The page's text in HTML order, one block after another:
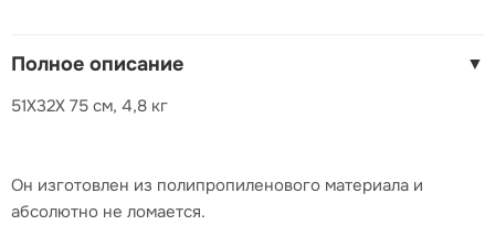
Полное описание ▼
51X32X 75 см, 4,8 кг
Он изготовлен из полипропиленового материала и
абсолютно не ломается.